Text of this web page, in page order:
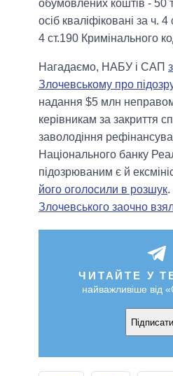
обумовлених коштів - 50
осіб кваліфіковані за ч. 4
4 ст.190 Кримінального
Нагадаємо, НАБУ і САП
Злочевському про
надання $5 млн
керівникам за закриття
заволодіння
Національного банку
підозрюваним є й
його оголосили в розшук.
Злочевського заочно
ЧИТАЙТЕ У
найважливіше від